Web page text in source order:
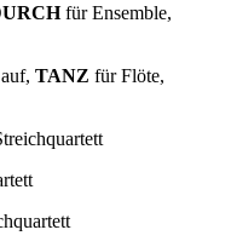
für Ensemble,
TANZ für Flöte,